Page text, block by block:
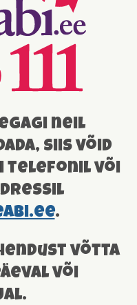
neil
siis võid
telefonil või
.
võtta
või